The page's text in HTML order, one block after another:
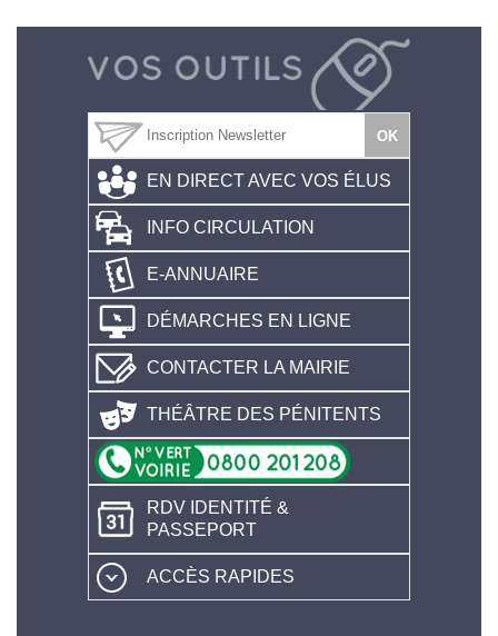
EN DIRECT AVEC VOS ÉLUS
INFO CIRCULATION
E-ANNUAIRE
DÉMARCHES EN LIGNE
CONTACTER LA MAIRIE
THÉÂTRE DES PÉNITENTS
RDV IDENTITÉ &
PASSEPORT
ACCÈS RAPIDES